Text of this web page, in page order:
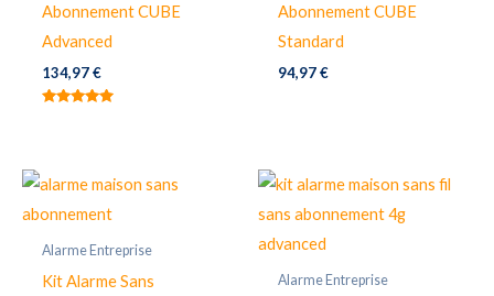
Abonnement CUBE
Advanced
134,97€
Abonnement CUBE
Standard
94,97€
Alarme Entreprise
Kit Alarme Sans
Alarme Entreprise